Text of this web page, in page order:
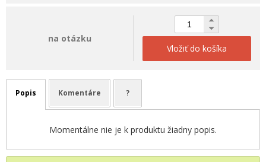
na otázku
Vložiť do košíka
Popis Komentáre ?
Momentálne nie je k produktu žiadny popis.